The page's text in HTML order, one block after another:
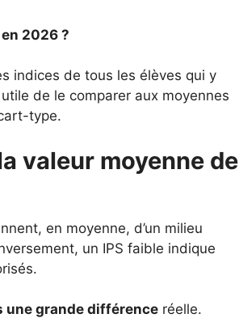
2026 ?
indices de tous les élèves qui y
de le comparer aux moyennes
type.
valeur moyenne de
en moyenne, d’un milieu
un IPS faible indique
une grande différence réelle.